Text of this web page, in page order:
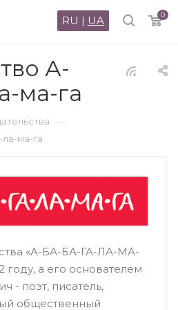
0
RU | UA
А-
ма-га
—
ма-га
«А-БА-БА-ГА-ЛА-МА-
году, а его основателем
- поэт, писатель,
общественный